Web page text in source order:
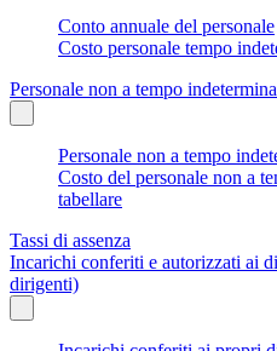
Conto annuale del personale
Costo personale tempo
Personale non a tempo
Personale non a tempo
Costo del personale non a
tabellare
Tassi di assenza
Incarichi conferiti e autorizzati ai
dirigenti)